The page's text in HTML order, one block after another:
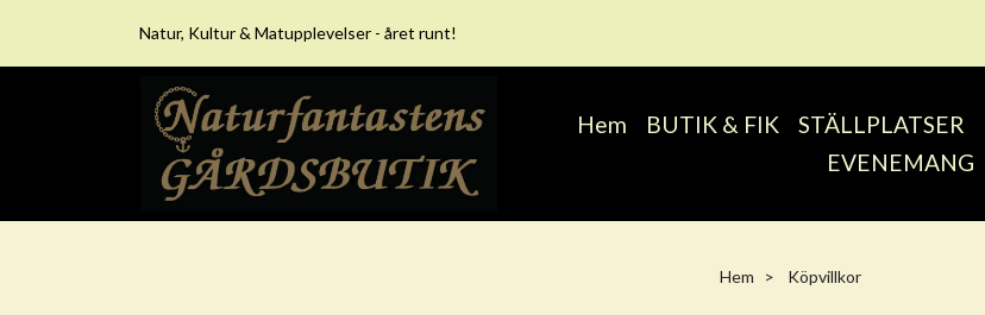
Natur, Kultur & Matupplevelser - året runt!
Hem BUTIK & FIK STÄLLPLATSER
EVENEMANG
Hem Köpvillkor